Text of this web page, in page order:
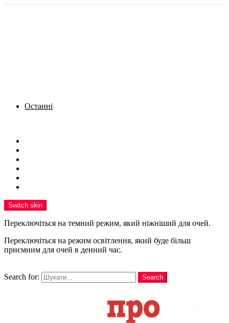
Останні
Switch skin
Переключіться на темний режим, який ніжніший для очей.
Переключіться на режим освітлення, який буде більш
приємним для очей в денний час.
Search for:
Search